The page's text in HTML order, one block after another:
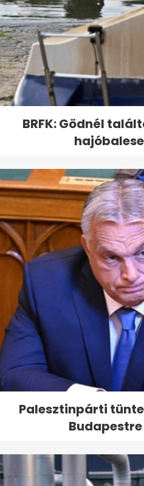
BRFK: Gödnél
Palesztinpárti
Budapestre